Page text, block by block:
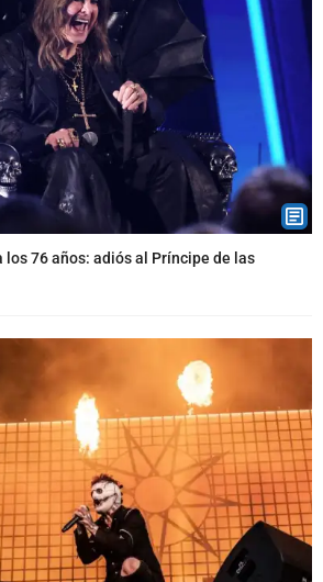
los 76 años: adiós al Príncipe de las